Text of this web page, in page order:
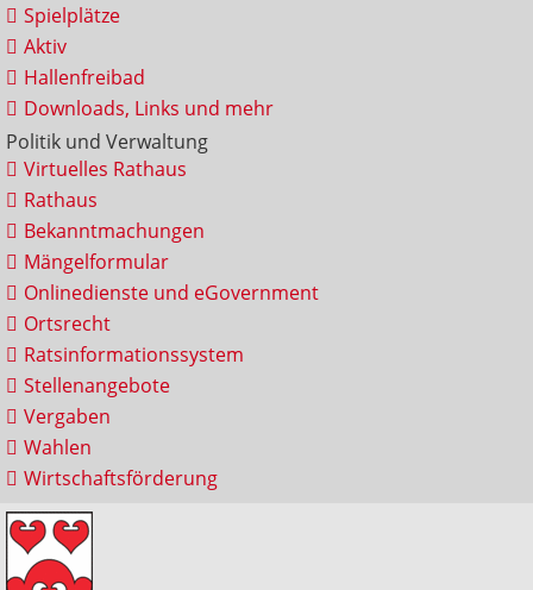
Spielplätze
Aktiv
Hallenfreibad
Downloads, Links und mehr
Politik und Verwaltung
Virtuelles Rathaus
Rathaus
Bekanntmachungen
Mängelformular
Onlinedienste und eGovernment
Ortsrecht
Ratsinformationssystem
Stellenangebote
Vergaben
Wahlen
Wirtschaftsförderung